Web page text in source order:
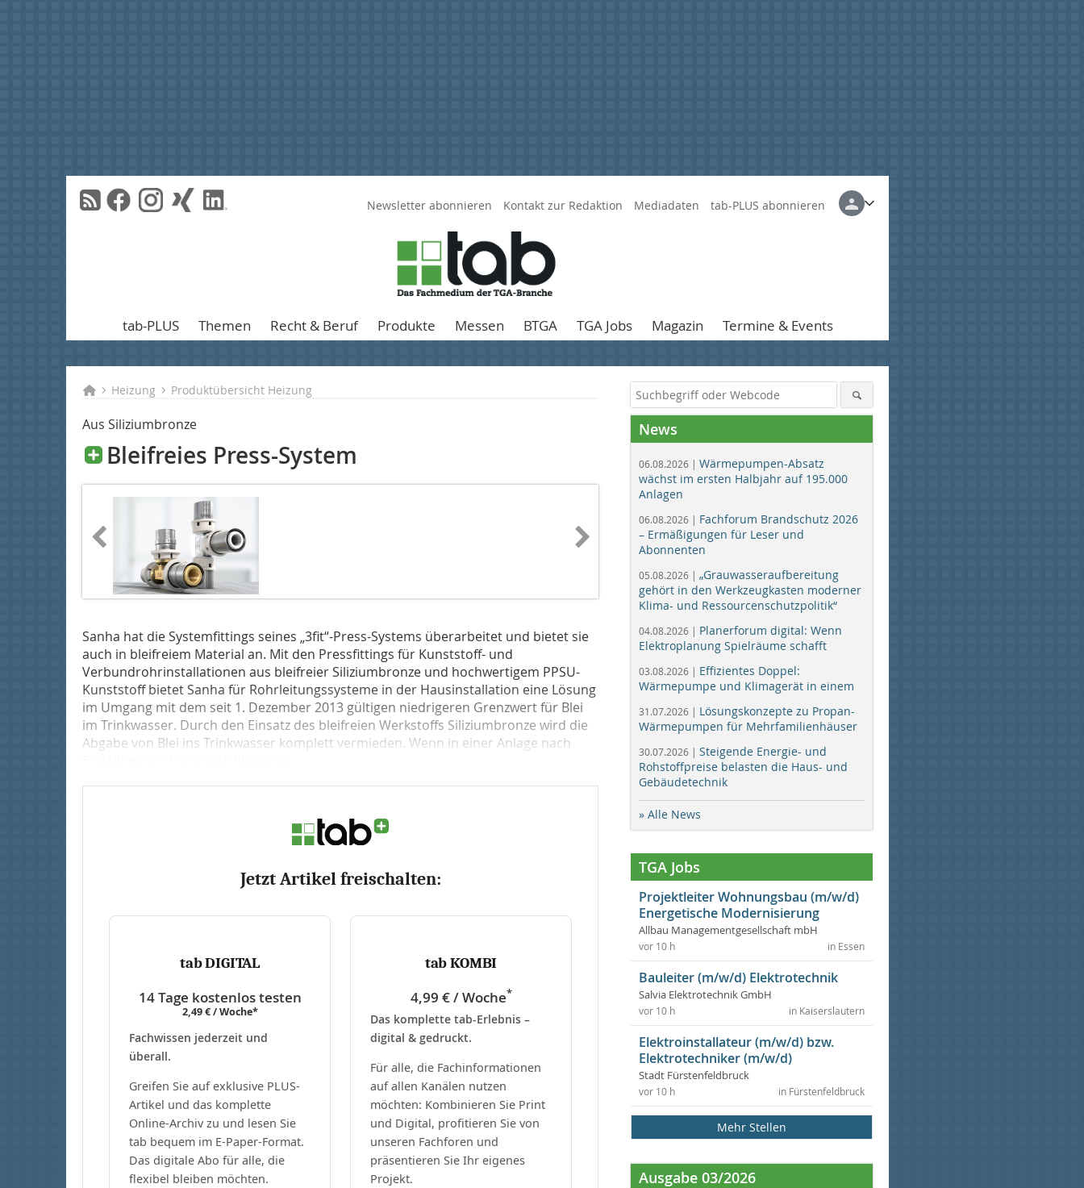
Newsletter abonnieren Kontakt zur Redaktion Mediadaten tab-PLUS abonnieren
tab-PLUS Themen Recht & Beruf Produkte Messen BTGA TGA Jobs Magazin Termine & Events
Heizung Produktübersicht Heizung
Aus Siliziumbronze
Bleifreies Press-System
Sanha hat die Systemfittings seines „3fit“-Press-Systems überarbeitet und bietet sie
auch in bleifreiem Material an. Mit den Pressfittings für Kunststoff- und
Verbundrohrinstallationen aus bleifreier Siliziumbronze und hochwertigem PPSU-
Kunststoff bietet Sanha für Rohrleitungssysteme in der Hausinstallation eine Lösung
im Umgang mit dem seit 1. Dezember 2013 gültigen niedrigeren Grenzwert für Blei
im Trinkwas­ser. Durch den Einsatz des bleifreien Werkstoffs Silizium­bronze wird die
Abgabe von Blei ins Trinkwasser komplett vermieden. Wenn in einer Anlage nach
Jetzt Artikel freischalten:
tab DIGITAL
14 Tage kostenlos testen
2,49 € / Woche*
Fachwissen jederzeit und
überall.
Greifen Sie auf exklusive PLUS-
Artikel und das komplette
Online-Archiv zu und lesen Sie
tab bequem im E-Paper-Format.
Das digitale Abo für alle, die
flexibel bleiben möchten.
tab KOMBI
4,99 € / Woche*
Das komplette tab-Erlebnis –
digital & gedruckt.
Für alle, die Fachinformationen
auf allen Kanälen nutzen
möchten: Kombinieren Sie Print
und Digital, profitieren Sie von
unseren Fachforen und
präsentieren Sie Ihr eigenes
Projekt.
News
06.08.2026 | Wärmepumpen-Absatz
wächst im ersten Halbjahr auf 195.000
Anlagen
06.08.2026 | Fachforum Brandschutz 2026
– Ermäßigungen für Leser und
Abonnenten
05.08.2026 | „Grauwasseraufbereitung
gehört in den Werkzeugkasten moderner
Klima- und Ressourcenschutzpolitik“
04.08.2026 | Planerforum digital: Wenn
Elektroplanung Spielräume schafft
03.08.2026 | Effizientes Doppel:
Wärmepumpe und Klimagerät in einem
31.07.2026 | Lösungskonzepte zu Propan-
Wärmepumpen für Mehrfamilienhäuser
30.07.2026 | Steigende Energie- und
Rohstoffpreise belasten die Haus- und
Gebäudetechnik
» Alle News
TGA Jobs
Projektleiter Wohnungsbau (m/w/d)
Energetische Modernisierung
Allbau Managementgesellschaft mbH
in Essen
vor 10 h
Bauleiter (m/w/d) Elektrotechnik
Salvia Elektrotechnik GmbH
in Kaiserslautern
vor 10 h
Elektroinstallateur (m/w/d) bzw.
Elektrotechniker (m/w/d)
Stadt Fürstenfeldbruck
in Fürstenfeldbruck
vor 10 h
Mehr Stellen
Ausgabe 03/2026